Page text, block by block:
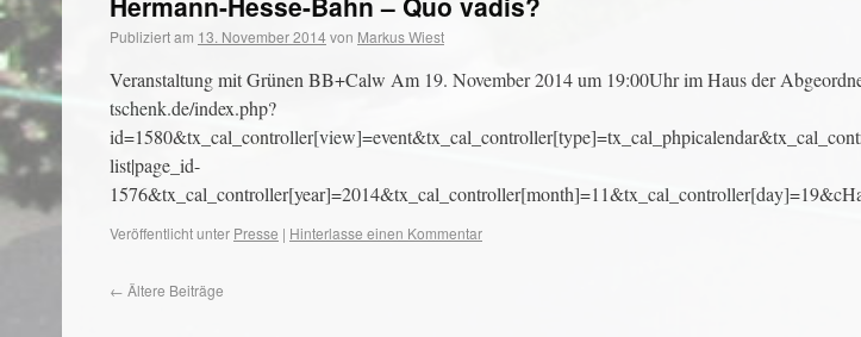
Publiziert am 13. November 2014von Markus Wiest
Veranstaltung mit Grünen BB+Calw Am 19. November 2014 um 19:00Uhr im Haus der
tschenk.de/index.php?
list|page_id-
Veröffentlicht unter Presse | Hinterlasse einen Kommentar
← Ältere Beiträge